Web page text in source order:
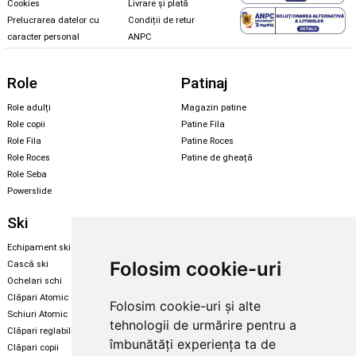
Folosim cookie-uri
Folosim cookie-uri și alte
tehnologii de urmărire pentru a
îmbunătăți experiența ta de
Cookies
Prelucrarea datelor cu
caracter personal
Livrare și plată
Condiții de retur
ANPC
Role
Role adulți
Role copii
Role Fila
Role Roces
Role Seba
Powerslide
Patinaj
Magazin patine
Patine Fila
Patine Roces
Patine de gheață
Ski
Echipament ski
Cască ski
Ochelari schi
Clăpari Atomic
Schiuri Atomic
Clăpari reglabili
Clăpari copii
Echipament snowboard
Skate & longboard
Santa Cruz